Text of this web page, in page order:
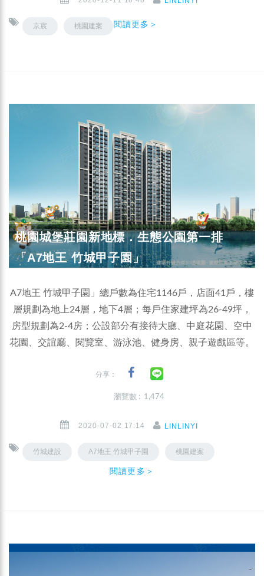
京宸 桃園建案 閱讀更多＞
桃園城堡莊園新地標．生態公園第一排
「A7地王 竹城甲子園」
A7地王 竹城甲子園」總戶數為住宅1146戶，店面41戶，樓
層規劃為地上24層，地下4層；每戶住家建坪為26-49坪，
房型規劃為2-4房；公設部分有接待大廳、中庭花園、空中
花園、交誼廳、閱覽室、游泳池、健身房、親子遊戲區等。
分享：
瀏覽數 : 1,474
2020-07-02 17:14 LINLINYI
竹城建設 A7地王 竹城甲子園 桃園建案
閱讀更多＞